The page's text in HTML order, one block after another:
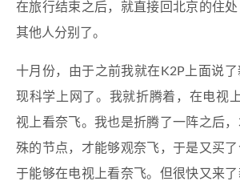
在旅行结束之后，就直接回北京的住
其他人分别了。
十月份，由于之前我就在K2P上面说
现科学上网了。我就折腾着，在电视
视上看奈飞。我也是折腾了一阵之后
殊的节点，才能够观奈飞，于是又买
于能够在电视上看奈飞。但很快又来